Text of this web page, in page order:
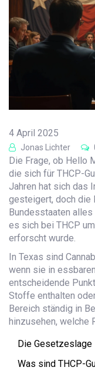
4 April 2025
Jonas Lichter
Die Frage, ob Hello
die sich für THCP-
Jahren hat sich das
gesteigert, doch die
Bundesstaaten
es sich bei THCP
erforscht wurde.
In Texas sind
wenn sie in
entscheidende
Stoffe enthalten
Bereich ständig in
hinzusehen, welche
Die Gesetzeslage
Was sind THCP-